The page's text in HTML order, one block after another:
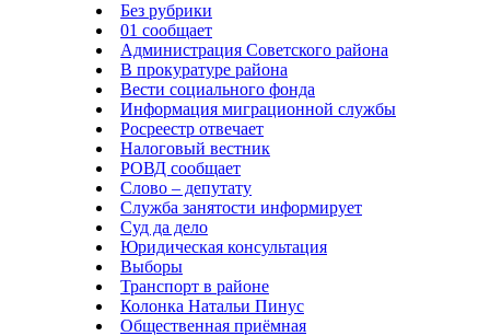
Без рубрики
01 сообщает
Администрация Советского района
В прокуратуре района
Вести социального фонда
Информация миграционной службы
Росреестр отвечает
Налоговый вестник
РОВД сообщает
Слово – депутату
Служба занятости информирует
Суд да дело
Юридическая консультация
Выборы
Транспорт в районе
Колонка Натальи Пинус
Общественная приёмная